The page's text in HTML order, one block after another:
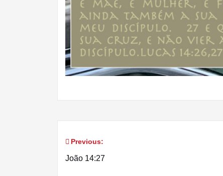
Navegação
Previous:
João 14:27